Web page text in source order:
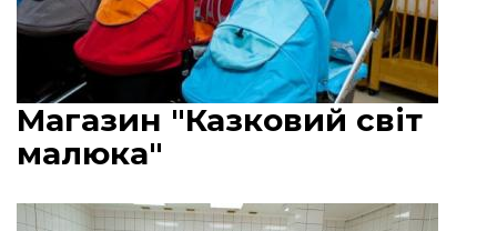
Магазин "Казковий світ
малюка"